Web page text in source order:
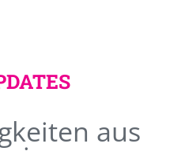
aus